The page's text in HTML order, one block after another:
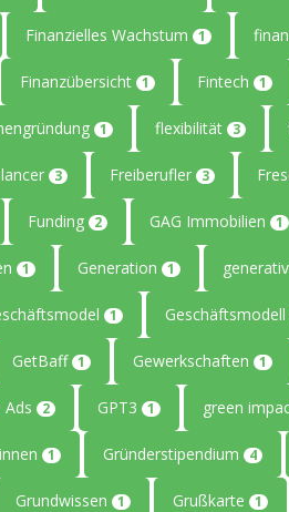
Finanzielles Wachstum 1
Finanzübersicht 1 Fintech 1
1 flexibilität 3
3 Freiberufler 3
Funding 2 GAG Immobilien 1
1 Generation 1
1 Geschäftsmodell
GetBaff 1 Gewerkschaften 1
Ads 2 GPT3 1 green
1 Gründerstipendium 4
Grundwissen 1 Grußkarte 1